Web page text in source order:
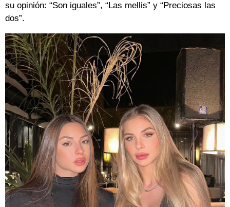
su opinión: “Son iguales”, “Las mellis” y “Preciosas las
dos”.